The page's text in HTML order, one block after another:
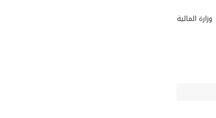
وزارة المالية